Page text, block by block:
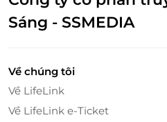
kèm món ăn thuần
Lưu ý: Kết quả phụ thuộc
Sáng - SSMEDIA
Về chúng tôi
Về LifeLink
Về LifeLink e-Ticket